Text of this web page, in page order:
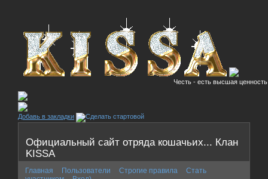
Честь - есть высшая ценность!
Добавь в закладки
Официальный сайт отряда кошачьих... Клан
KISSA
Главная Пользователи Строгие правила
Стать